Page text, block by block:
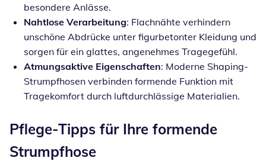
besondere Anlässe.
Nahtlose Verarbeitung: Flachnähte verhindern
unschöne Abdrücke unter figurbetonter Kleidung und
sorgen für ein glattes, angenehmes Tragegefühl.
Atmungsaktive Eigenschaften: Moderne Shaping-
Strumpfhosen verbinden formende Funktion mit
Tragekomfort durch luftdurchlässige Materialien.
Pflege-Tipps für Ihre formende
Strumpfhose